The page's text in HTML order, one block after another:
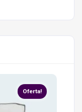
Oferta!